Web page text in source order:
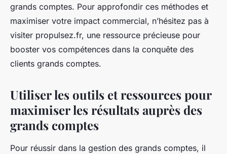
grands comptes. Pour approfondir ces méthodes et
maximiser votre impact commercial, n’hésitez pas à
visiter propulsez.fr, une ressource précieuse pour
booster vos compétences dans la conquête des
clients grands comptes.
Utiliser les outils et ressources pour
maximiser les résultats auprès des
grands comptes
Pour réussir dans la gestion des grands comptes, il